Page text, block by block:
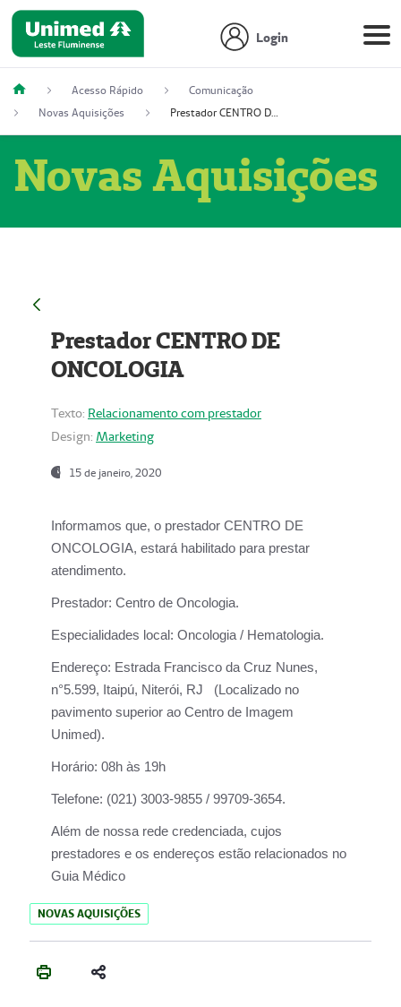
Login
Acesso Rápido
Comunicação
Novas Aquisições
Prestador CENTRO DE ONCOLOGIA
Novas Aquisições
Prestador CENTRO DE
ONCOLOGIA
Texto: Relacionamento com prestador
Design: Marketing
15 de janeiro, 2020
Informamos que, o prestador CENTRO DE
ONCOLOGIA, estará habilitado para prestar
atendimento.
Prestador: Centro de Oncologia.
Especialidades local: Oncologia / Hematologia.
Endereço: Estrada Francisco da Cruz Nunes,
n°5.599, Itaipú, Niterói, RJ (Localizado no
pavimento superior ao Centro de Imagem
Unimed).
Horário: 08h às 19h
Telefone: (021) 3003-9855 / 99709-3654.
Além de nossa rede credenciada, cujos
prestadores e os endereços estão relacionados no
Guia Médico
NOVAS AQUISIÇÕES